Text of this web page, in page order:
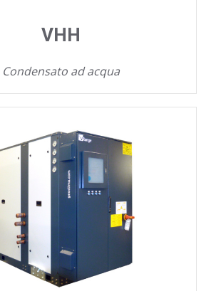
VHH
Condensato ad acqua